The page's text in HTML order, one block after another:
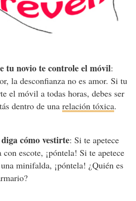
tu novio te controle el móvil:
la desconfianza no es amor. Si tu
el móvil a todas horas, debes ser
dentro de una relación tóxica.
cómo vestirte: Si te apetece
escote, ¡póntela! Si te apetece
minifalda, ¡póntela! ¿Quién es